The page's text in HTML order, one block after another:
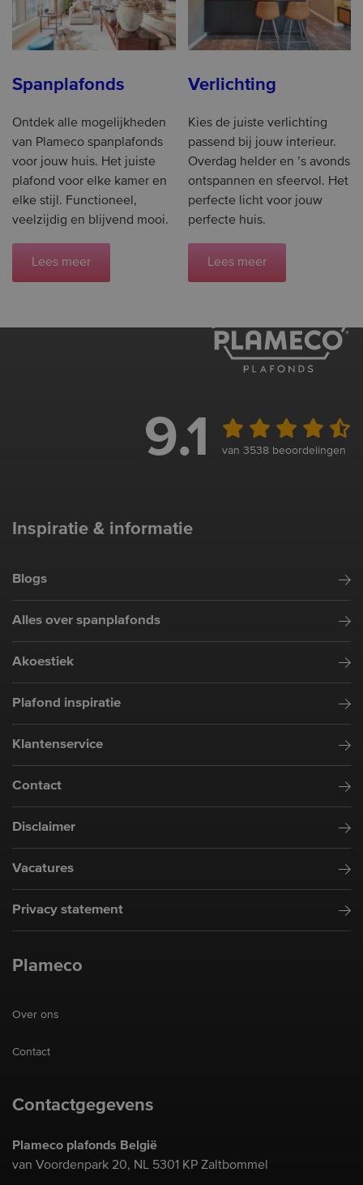
Spanplafonds
Ontdek alle mogelijkheden
van Plameco spanplafonds
voor jouw huis. Het juiste
plafond voor elke kamer en
elke stijl. Functioneel,
veelzijdig en blijvend mooi.
Lees meer
Verlichting
Kies de juiste verlichting
passend bij jouw interieur.
Overdag helder en ’s avonds
ontspannen en sfeervol. Het
perfecte licht voor jouw
perfecte huis.
Lees meer
9.1 van 3538 beoordelingen
Inspiratie & informatie
Blogs
Alles over spanplafonds
Akoestiek
Plafond inspiratie
Klantenservice
Contact
Disclaimer
Vacatures
Privacy statement
Plameco
Over ons
Contact
Contactgegevens
Plameco plafonds België
van Voordenpark 20, NL 5301 KP Zaltbommel